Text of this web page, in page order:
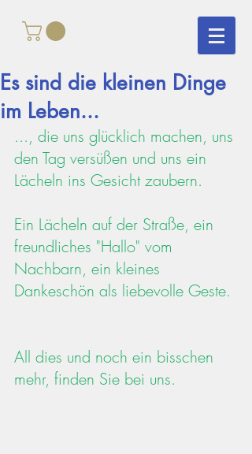
Es sind die kleinen Dinge
im Leben...
..., die uns glücklich machen, uns
den Tag versüßen und uns ein
Lächeln ins Gesicht zaubern.
Ein Lächeln auf der Straße, ein
freundliches "Hallo" vom
Nachbarn, ein kleines
Dankeschön als liebevolle Geste.
All dies und noch ein bisschen
mehr, finden Sie bei uns.